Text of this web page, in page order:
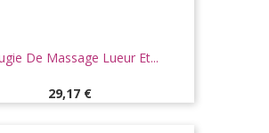
De Massage Lueur Et...
Prix
29,17 €